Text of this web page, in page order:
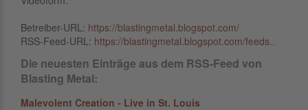
Betreiber-URL: https://blastingmetal.blogspot.com/
RSS-Feed-URL: https://blastingmetal.blogspot.com/feeds..
Die neuesten Einträge aus dem RSS-Feed von
Blasting Metal:
Malevolent Creation - Live in St. Louis